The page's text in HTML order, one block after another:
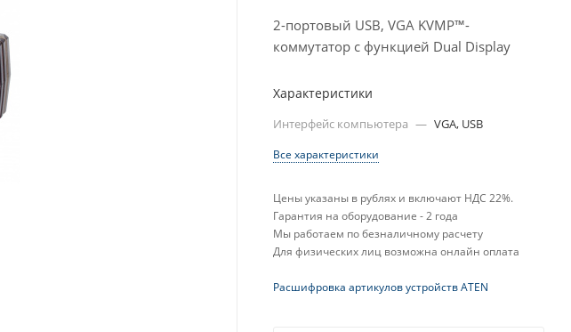
2-портовый USB, VGA KVMP™-
коммутатор с функцией Dual Display
Характеристики
Интерфейс компьютера — VGA, USB
Все характеристики
Цены указаны в рублях и включают НДС 22%.
Гарантия на оборудование - 2 года
Мы работаем по безналичному расчету
Для физических лиц возможна онлайн оплата
Расшифровка артикулов устройств ATEN